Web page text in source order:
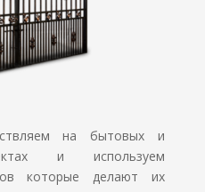
на бытовых и
и используем
которые делают их